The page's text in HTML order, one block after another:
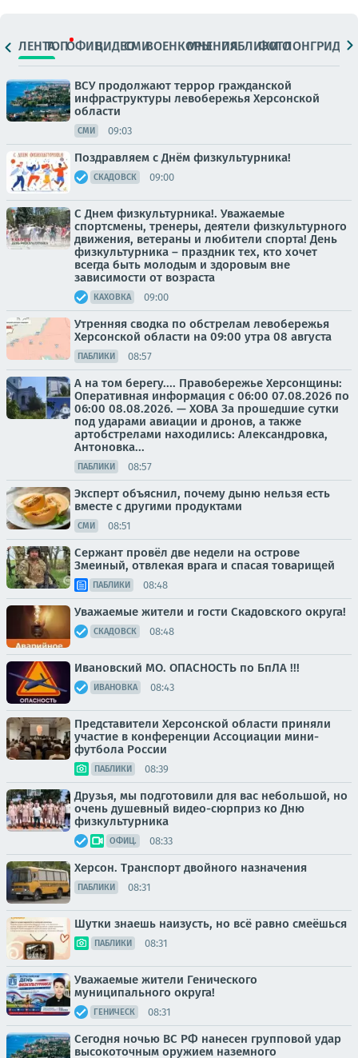
ЛЕНТАТОПОФИЦ.ВИДЕОСМИВОЕНКОРЫМНЕНИЯПАБЛИКИ
ФОТОЛОНГРИДЫ
ВСУ продолжают террор гражданской
инфраструктуры левобережья Херсонской
области
СМИ 09:03
Поздравляем с Днём физкультурника!
СКАДОВСК 09:00
С Днем физкультурника!. Уважаемые
спортсмены, тренеры, деятели физкультурного
движения, ветераны и любители спорта! День
физкультурника – праздник тех, кто хочет
всегда быть молодым и здоровым вне
зависимости от возраста
КАХОВКА 09:00
Утренняя сводка по обстрелам левобережья
Херсонской области на 09:00 утра 08 августа
ПАБЛИКИ 08:57
А на том берегу.... Правобережье Херсонщины:
Оперативная информация с 06:00 07.08.2026 по
06:00 08.08.2026. — ХОВА За прошедшие сутки
под ударами авиации и дронов, а также
артобстрелами находились: Александровка,
Антоновка...
ПАБЛИКИ 08:57
Эксперт объяснил, почему дыню нельзя есть
вместе с другими продуктами
СМИ 08:51
Сержант провёл две недели на острове
Змеиный, отвлекая врага и спасая товарищей
ПАБЛИКИ 08:48
Уважаемые жители и гости Скадовского округа!
СКАДОВСК 08:48
Ивановский МО. ОПАСНОСТЬ по БпЛА !!!
ИВАНОВКА 08:43
Представители Херсонской области приняли
участие в конференции Ассоциации мини-
футбола России
ПАБЛИКИ 08:39
Друзья, мы подготовили для вас небольшой, но
очень душевный видео-сюрприз ко Дню
физкультурника
ОФИЦ. 08:33
Херсон. Транспорт двойного назначения
ПАБЛИКИ 08:31
Шутки знаешь наизусть, но всё равно смеёшься
ПАБЛИКИ 08:31
Уважаемые жители Генического
муниципального округа!
ГЕНИЧЕСК 08:31
Сегодня ночью ВС РФ нанесен групповой удар
высокоточным оружием наземного